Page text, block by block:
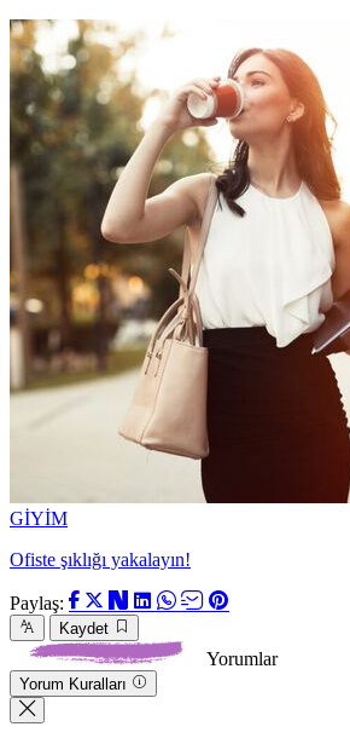
GİYİM
Ofiste şıklığı yakalayın!
Paylaş:
Kaydet
Yorumlar
Yorum Kuralları